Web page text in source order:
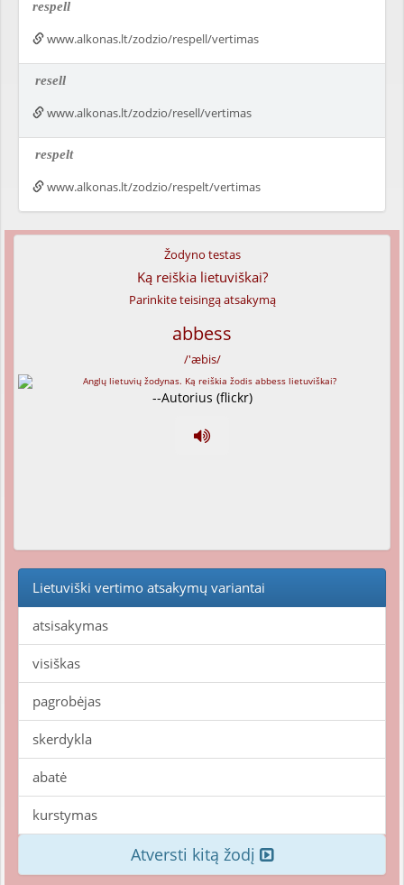
respell
www.alkonas.lt/zodzio/respell/vertimas
resell
www.alkonas.lt/zodzio/resell/vertimas
respelt
www.alkonas.lt/zodzio/respelt/vertimas
Žodyno testas
Ką reiškia lietuviškai?
Parinkite teisingą atsakymą
abbess
/'æbis/
--Autorius (flickr)
Lietuviški vertimo atsakymų variantai
atsisakymas
visiškas
pagrobėjas
skerdykla
abatė
kurstymas
Atversti kitą žodį